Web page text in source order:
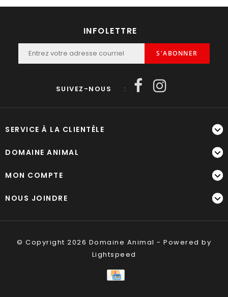
INFOLETTRE
S'ABONNER
SUIVEZ-NOUS :
SERVICE À LA CLIENTÈLE
DOMAINE ANIMAL
MON COMPTE
NOUS JOINDRE
© Copyright 2026 Domaine Animal - Powered by
Lightspeed